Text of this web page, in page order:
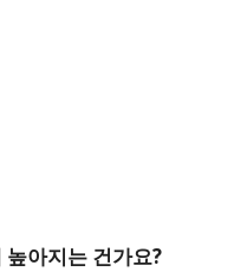
아지는 건가요?